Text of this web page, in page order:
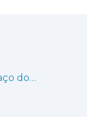
Miguel Gomes: faço dos argumentos o que me apetece